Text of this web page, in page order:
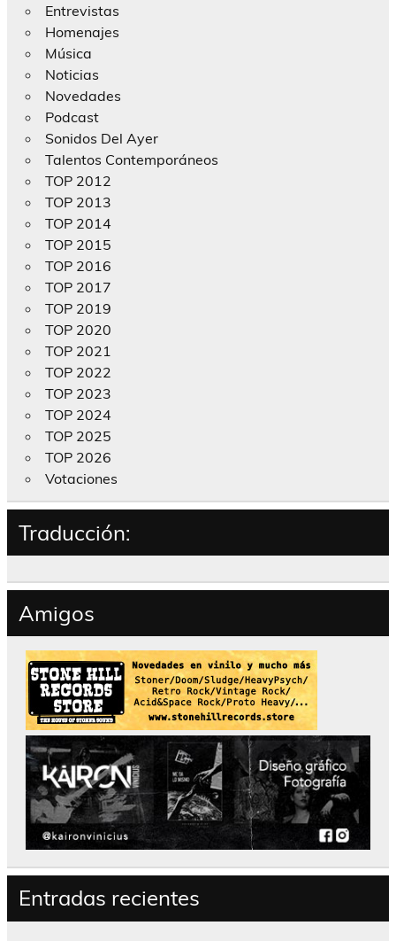
Entrevistas
Homenajes
Música
Noticias
Novedades
Podcast
Sonidos Del Ayer
Talentos Contemporáneos
TOP 2012
TOP 2013
TOP 2014
TOP 2015
TOP 2016
TOP 2017
TOP 2019
TOP 2020
TOP 2021
TOP 2022
TOP 2023
TOP 2024
TOP 2025
TOP 2026
Votaciones
Traducción:
Amigos
Entradas recientes